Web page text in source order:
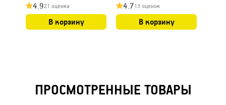
4.921 оценка
В корзину
4.713 оценок
В корзину
ПРОСМОТРЕННЫЕ ТОВАРЫ